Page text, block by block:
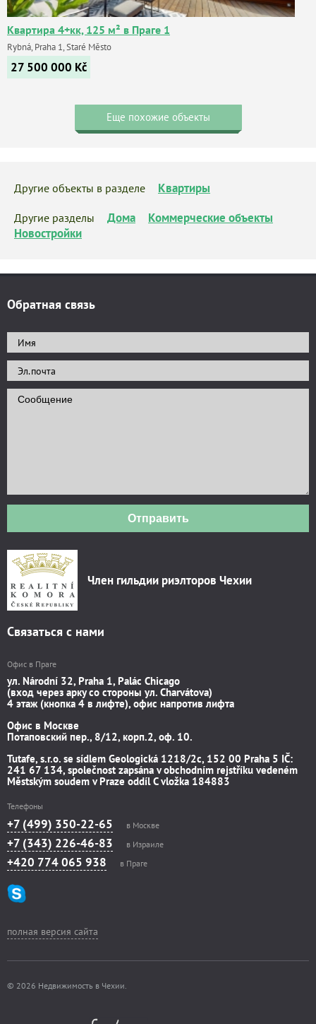
Квартира 4+кк, 125 м² в Праге 1
Rybná, Praha 1, Staré Město
27 500 000 Kč
Еще похожие объекты
Другие объекты в разделе Квартиры
Другие разделы Дома
Коммерческие объекты
Новостройки
Обратная связь
Отправить
Член гильдии риэлторов Чехии
Связаться с нами
Офис в Праге
ул. Národní 32, Praha 1, Palác Chicago
(вход через арку со стороны ул. Charvátova)
4 этаж (кнопка 4 в лифте), офис напротив лифта
Офис в Москве
Потаповский пер., 8/12, корп.2, оф. 10.
Tutafe, s.r.o. se sídlem Geologická 1218/2c, 152 00 Praha 5 IČ:
241 67 134, společnost zapsána v obchodním rejstříku vedeném
Městským soudem v Praze oddíl C vložka 184883
Телефоны
+7 (499) 350-22-65 в Москве
+7 (343) 226-46-83 в Израиле
+420 774 065 938 в Праге
полная версия сайта
© 2026 Недвижимость в Чехии.